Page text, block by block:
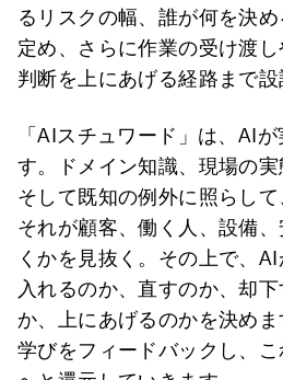
るリスクの幅、誰が何を決
定め、さらに作業の受け渡し
判断を上にあげる経路まで設
「AIスチュワード」は、AI
す。ドメイン知識、現場の実
そして既知の例外に照らして
それが顧客、働く人、設備
くかを見抜く。その上で、
入れるのか、直すのか、却
か、上にあげるのかを決め
学びをフィードバックし、